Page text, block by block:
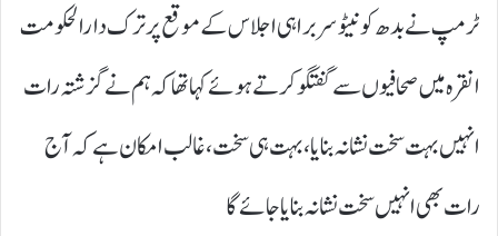
ٹرمپ نے بدھ کو نیٹو سربراہی اجلاس کے موقع پر ترک دارالحکومت
انقرہ میں صحافیوں سے گفتگو کرتے ہوئے کہا تھا کہ ہم نے گزشتہ رات
انہیں بہت سخت نشانہ بنایا، بہت ہی سخت، غالب امکان ہے کہ آج
رات بھی انہیں سخت نشانہ بنایا جائے گا